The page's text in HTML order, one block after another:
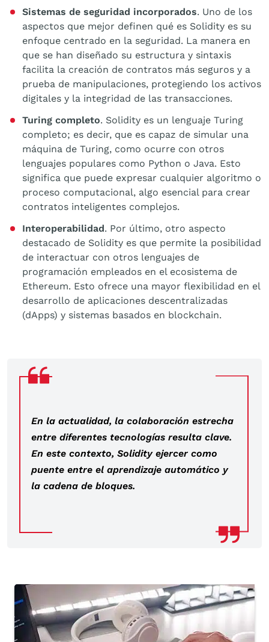
Sistemas de seguridad incorporados. Uno de los
aspectos que mejor definen qué es Solidity es su
enfoque centrado en la seguridad. La manera en
que se han diseñado su estructura y sintaxis
facilita la creación de contratos más seguros y a
prueba de manipulaciones, protegiendo los activos
digitales y la integridad de las transacciones.
Turing completo. Solidity es un lenguaje Turing
completo; es decir, que es capaz de simular una
máquina de Turing, como ocurre con otros
lenguajes populares como Python o Java. Esto
significa que puede expresar cualquier algoritmo o
proceso computacional, algo esencial para crear
contratos inteligentes complejos.
Interoperabilidad. Por último, otro aspecto
destacado de Solidity es que permite la posibilidad
de interactuar con otros lenguajes de
programación empleados en el ecosistema de
Ethereum. Esto ofrece una mayor flexibilidad en el
desarrollo de aplicaciones descentralizadas
(dApps) y sistemas basados en blockchain.
En la actualidad, la colaboración estrecha
entre diferentes tecnologías resulta clave.
En este contexto, Solidity ejercer como
puente entre el aprendizaje automático y
la cadena de bloques.